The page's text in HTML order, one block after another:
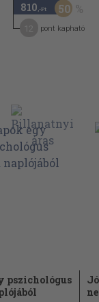
810 ,-Ft 50
pont kapható
pszichológus